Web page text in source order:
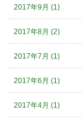
2017年9月 (1)
2017年8月 (2)
2017年7月 (1)
2017年6月 (1)
2017年4月 (1)